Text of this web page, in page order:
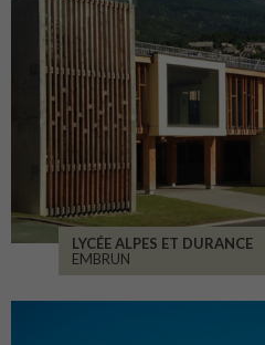
LYCÉE ALPES ET DURANCE
EMBRUN